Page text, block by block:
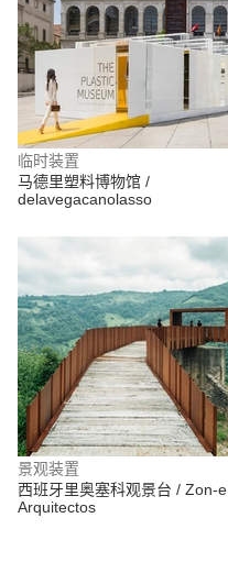
临时装置
马德里塑料博物馆 /
delavegacanolasso
景观装置
西班牙里奥塞科观景台 / Zon-e
Arquitectos